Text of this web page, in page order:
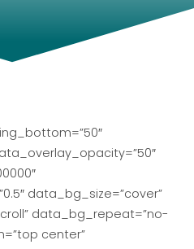
data_bg_size=”cover”
data_bg_repeat=”no-
center”